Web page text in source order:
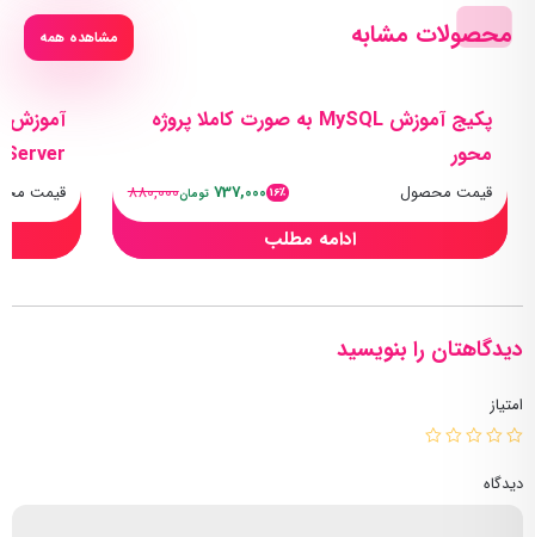
محصولات مشابه مشاهده همه
پکیج آموزش MySQL به صورت کاملا پروژه
محور
قیمت محصول 16٪ 737,000 تومان880,000
ادامه مطلب
Server)
قیمت
دیدگاهتان را بنویسید
امتیاز
دیدگاه